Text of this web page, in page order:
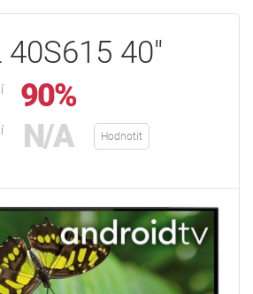
40S615 40"
90%
N/A Hodnotit